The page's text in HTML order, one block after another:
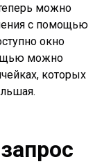
можно
с помощью
окно
можно
которых